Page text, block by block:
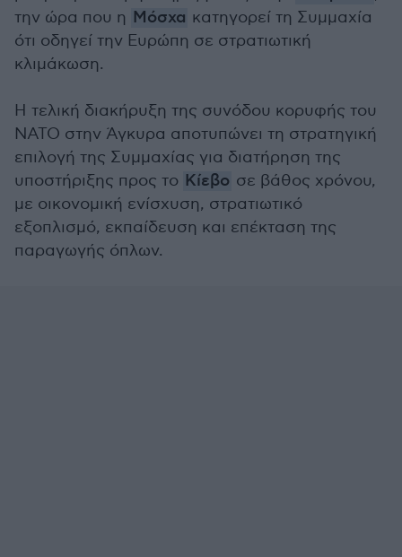
την ώρα που η Μόσχα κατηγορεί τη Συμμαχία
ότι οδηγεί την Ευρώπη σε στρατιωτική
κλιμάκωση.
Η τελική διακήρυξη της συνόδου κορυφής του
ΝΑΤΟ στην Άγκυρα αποτυπώνει τη στρατηγική
επιλογή της Συμμαχίας για διατήρηση της
υποστήριξης προς το Κίεβο σε βάθος χρόνου,
με οικονομική ενίσχυση, στρατιωτικό
εξοπλισμό, εκπαίδευση και επέκταση της
παραγωγής όπλων.